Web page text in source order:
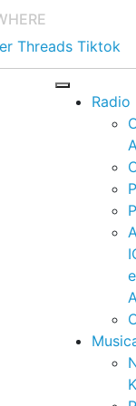
Threads Tiktok
Radio
e